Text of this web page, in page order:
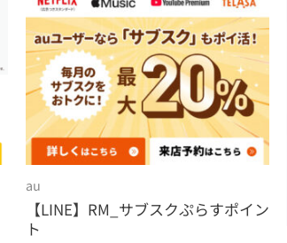
au
【LINE】RM_サブスクぷらすポイン
ト